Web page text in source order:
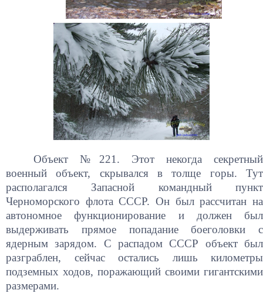
Объект №221. Этот некогда секретный
военный объект, скрывался в толще горы. Тут
располагался Запасной командный пункт
Черноморского флота СССР. Он был рассчитан на
автономное функционирование и должен был
выдерживать прямое попадание боеголовки с
ядерным зарядом. С распадом СССР объект был
разграблен, сейчас остались лишь километры
подземных ходов, поражающий своими гигантскими
размерами.